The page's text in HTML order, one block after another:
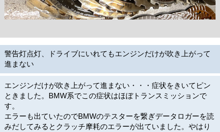
警告灯点灯、ドライブにいれてもエンジンだけが吹き上がって
進まない
エンジンだけが吹き上がって進まない・・・症状をきいてピン
ときました。BMW系でこの症状はほぼトランスミッションで
す。
エラーも出ていたのでBMWのテスターを繋ぎデータロガーを読
みだしてみるとクラッチ摩耗のエラーが出ていました。やはり